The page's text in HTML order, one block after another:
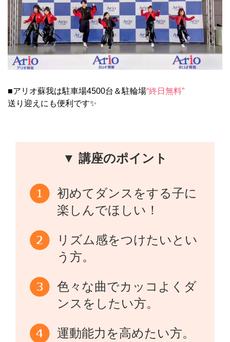
■アリオ蘇我は駐車場4500台＆駐輪場“終日無料”
送り迎えにも便利です✨
▼ 講座のポイント
初めてダンスをする子に
楽しんでほしい！
リズム感をつけたいとい
う方。
色々な曲でカッコよくダ
ンスをしたい方。
運動能力を高めたい方。